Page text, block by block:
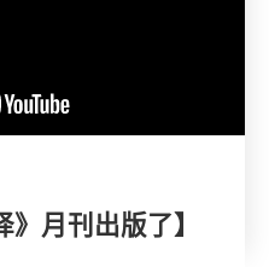
》月刊出版了】